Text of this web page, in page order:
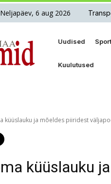
Neljapäev, 6 aug 2026
Uudised Sport
Kuulutused
küüslauku ja mõeldes piiridest
küüslauku